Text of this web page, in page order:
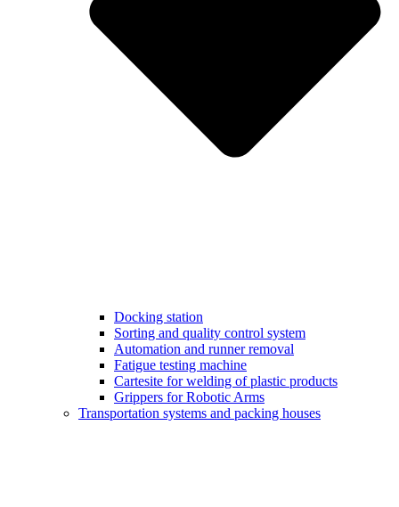
Docking station
Sorting and quality control system
Automation and runner removal
Fatigue testing machine
Cartesite for welding of plastic products
Grippers for Robotic Arms
Transportation systems and packing houses